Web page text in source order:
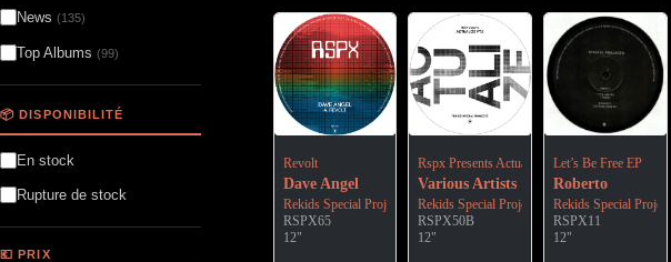
Revolt
Dave Angel
Rekids Special Projects
RSPX65
12"
Rspx Presents Actualize Pt.2
Various Artists
Rekids Special Projects
RSPX50B
12"
Let’s Be Free EP
Roberto
Rekids Special Projects
RSPX11
12"
News (135)
Top Albums (99)
📦 DISPONIBILITÉ
En stock
Rupture de stock
💶 PRIX